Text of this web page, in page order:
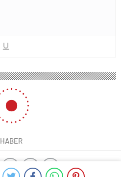
HABER